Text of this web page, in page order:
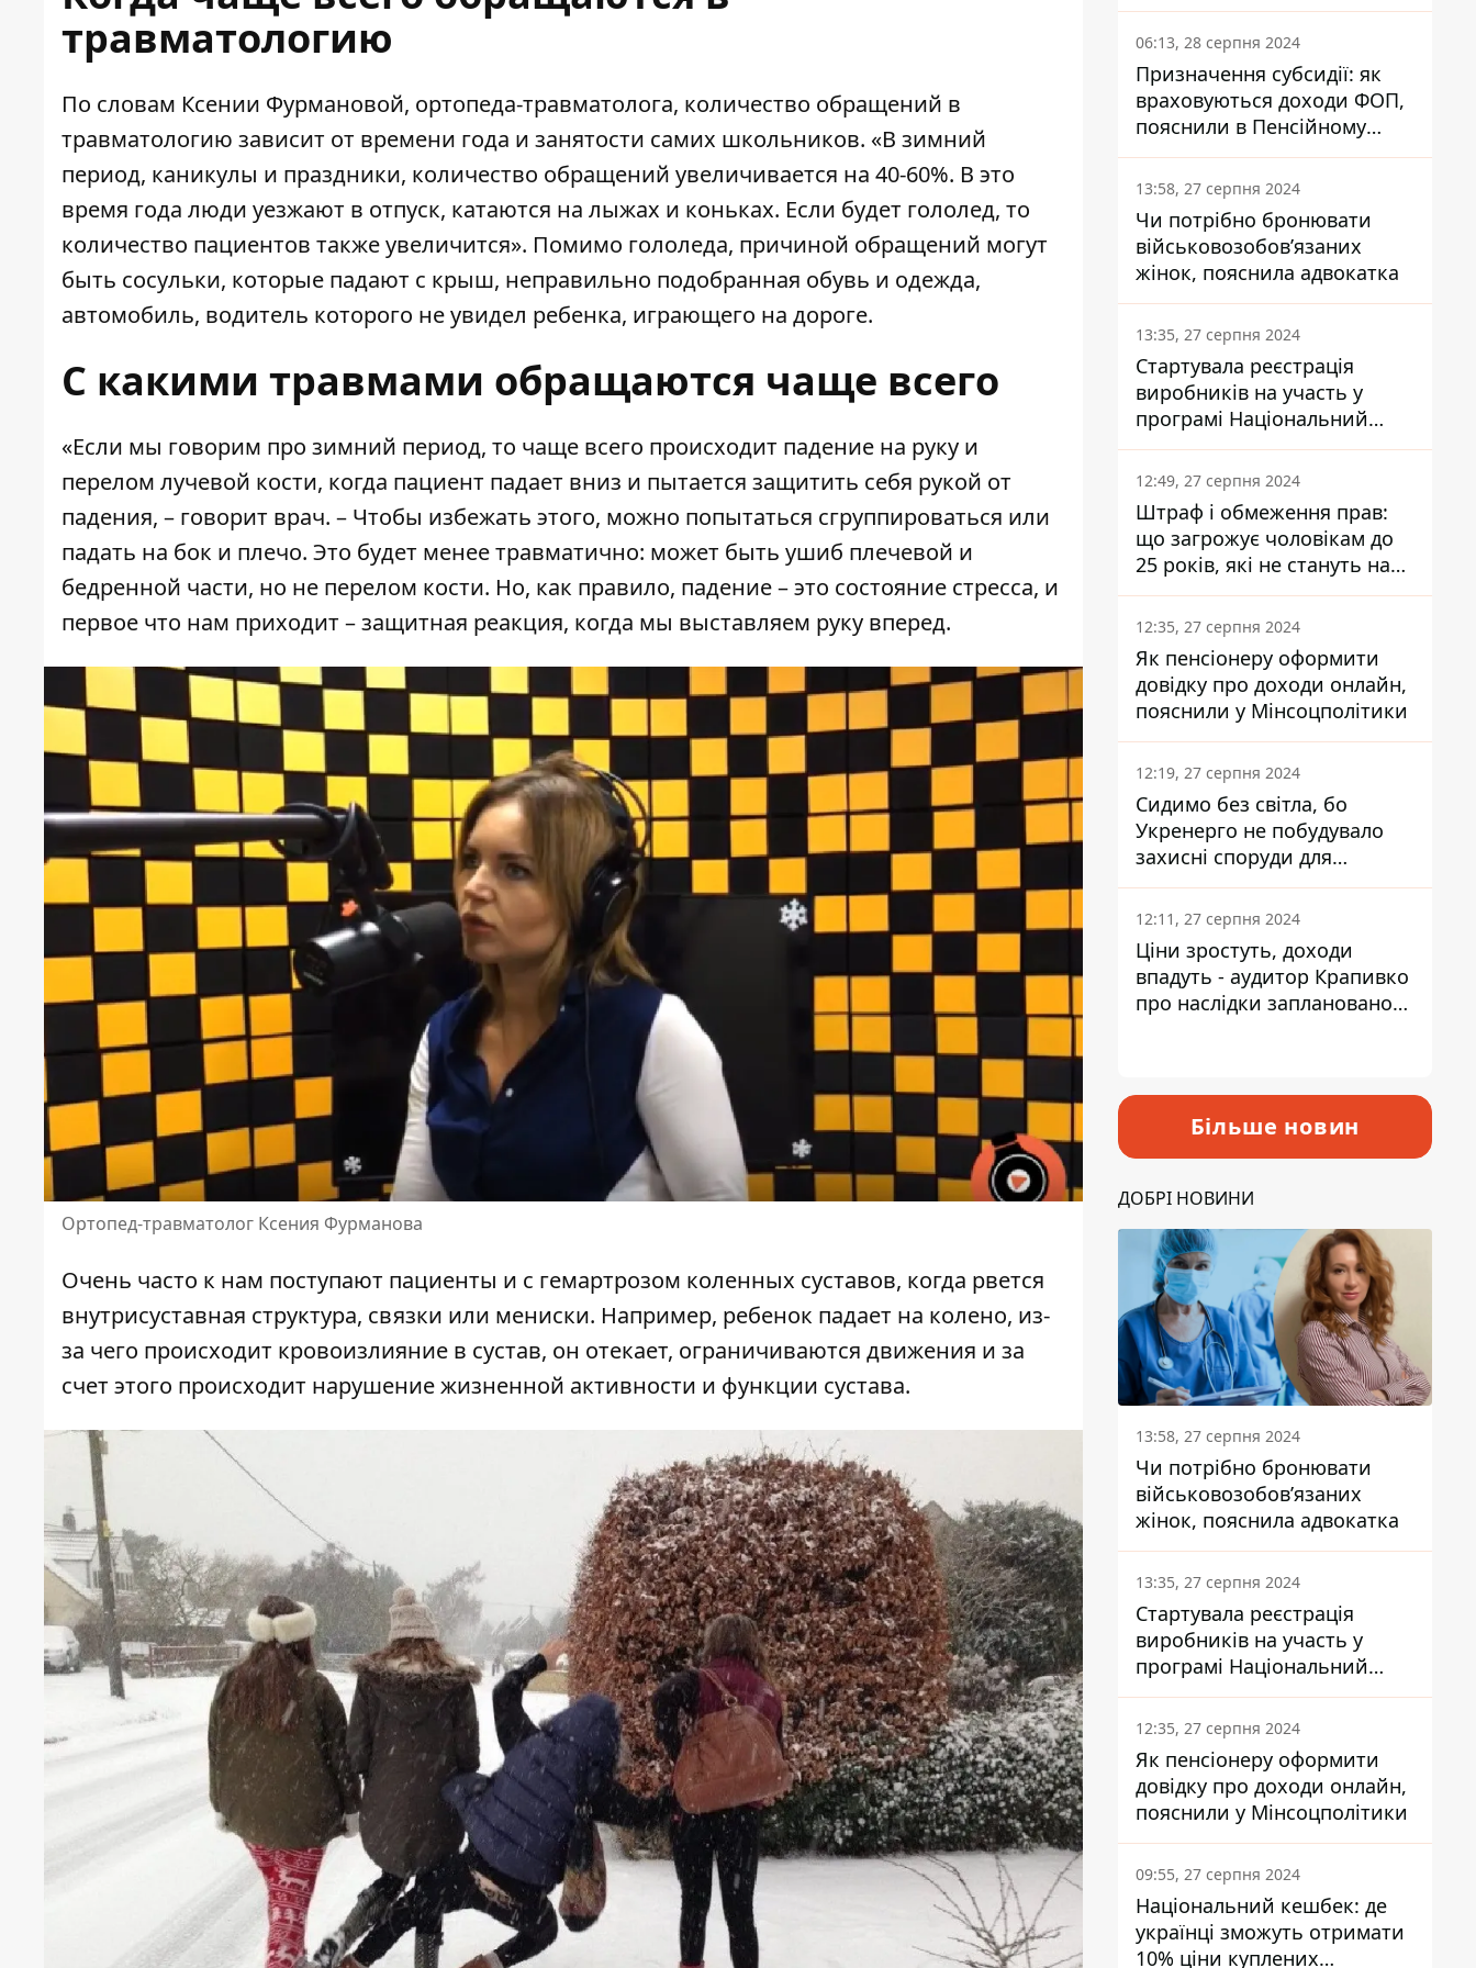
травматологию
По словам Ксении Фурмановой, ортопеда-травматолога, количество обращений в
травматологию зависит от времени года и занятости самих школьников. «В зимний
период, каникулы и праздники, количество обращений увеличивается на 40-60%. В это
время года люди уезжают в отпуск, катаются на лыжах и коньках. Если будет гололед, то
количество пациентов также увеличится». Помимо гололеда, причиной обращений могут
быть сосульки, которые падают с крыш, неправильно подобранная обувь и одежда,
автомобиль, водитель которого не увидел ребенка, играющего на дороге.
С какими травмами обращаются чаще всего
«Если мы говорим про зимний период, то чаще всего происходит падение на руку и
перелом лучевой кости, когда пациент падает вниз и пытается защитить себя рукой от
падения, – говорит врач. – Чтобы избежать этого, можно попытаться сгруппироваться или
падать на бок и плечо. Это будет менее травматично: может быть ушиб плечевой и
бедренной части, но не перелом кости. Но, как правило, падение – это состояние стресса, и
первое что нам приходит – защитная реакция, когда мы выставляем руку вперед.
Ортопед-травматолог Ксения Фурманова
Очень часто к нам поступают пациенты и с гемартрозом коленных суставов, когда рвется
внутрисуставная структура, связки или мениски. Например, ребенок падает на колено, из-
за чего происходит кровоизлияние в сустав, он отекает, ограничиваются движения и за
счет этого происходит нарушение жизненной активности и функции сустава.
заплатить кожен українець
06:13, 28 серпня 2024
Призначення субсидії: як
враховуються доходи ФОП,
пояснили в Пенсійному
фонді
13:58, 27 серпня 2024
Чи потрібно бронювати
військовозобов’язаних
жінок, пояснила адвокатка
13:35, 27 серпня 2024
Стартувала реєстрація
виробників на участь у
програмі Національний
кешбек: як це зробити
через портал Дія
12:49, 27 серпня 2024
Штраф і обмеження прав:
що загрожує чоловікам до
25 років, які не стануть на
військовий облік
12:35, 27 серпня 2024
Як пенсіонеру оформити
довідку про доходи онлайн,
пояснили у Мінсоцполітики
12:19, 27 серпня 2024
Сидимо без світла, бо
Укренерго не побудувало
захисні споруди для
енергетики - нардеп
Кучеренко
12:11, 27 серпня 2024
Ціни зростуть, доходи
впадуть - аудитор Крапивко
про наслідки запланованого
Більше новин
ДОБРІ НОВИНИ
13:58, 27 серпня 2024
Чи потрібно бронювати
військовозобов’язаних
жінок, пояснила адвокатка
13:35, 27 серпня 2024
Стартувала реєстрація
виробників на участь у
програмі Національний
кешбек: як це зробити
через портал Дія
12:35, 27 серпня 2024
Як пенсіонеру оформити
довідку про доходи онлайн,
пояснили у Мінсоцполітики
09:55, 27 серпня 2024
Національний кешбек: де
українці зможуть отримати
10% ціни куплених